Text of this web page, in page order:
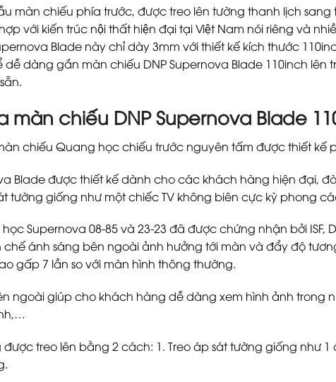
màn chiếu phía trước, được treo lên tường thanh lịch
với kiến trúc nội thất hiện đại tại Việt Nam nói riêng và
Blade này chỉ dày 3mm với thiết kế kích thước
dễ dàng gắn màn chiếu DNP Supernova Blade 110inch lên
chiếu DNP Supernova Blade
chiếu Quang học chiếu trước nguyên tấm được thiết kế
Blade được thiết kế dành cho các khách hàng hiện đại,
tường giống như một chiếc TV không biên cực kỳ phong
Supernova 08-85 và 23-23 đã được chứng nhận bởi ISF,
ánh sáng bên ngoài ảnh hưởng tới màn và đẩy độ
gấp 7 lần so với màn hình thông thường.
ngoài giúp cho khách hàng dễ dàng xem hình ảnh trong
treo lên bằng 2 cách: 1. Treo áp sát tường giống như 1